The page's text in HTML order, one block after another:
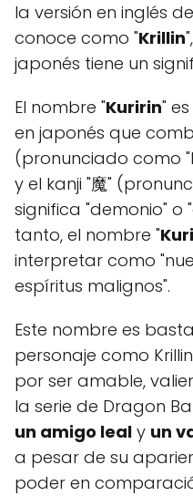
la versión en inglés
conoce como "Krillin
japonés tiene un
El nombre "Kuririn"
en japonés que
(pronunciado como
y el kanji "魔"
significa "demonio" o
tanto, el nombre "
interpretar como
espíritus malignos".
Este nombre es
personaje como
por ser amable,
la serie de Dragon
un amigo leal y un
a pesar de su
poder en